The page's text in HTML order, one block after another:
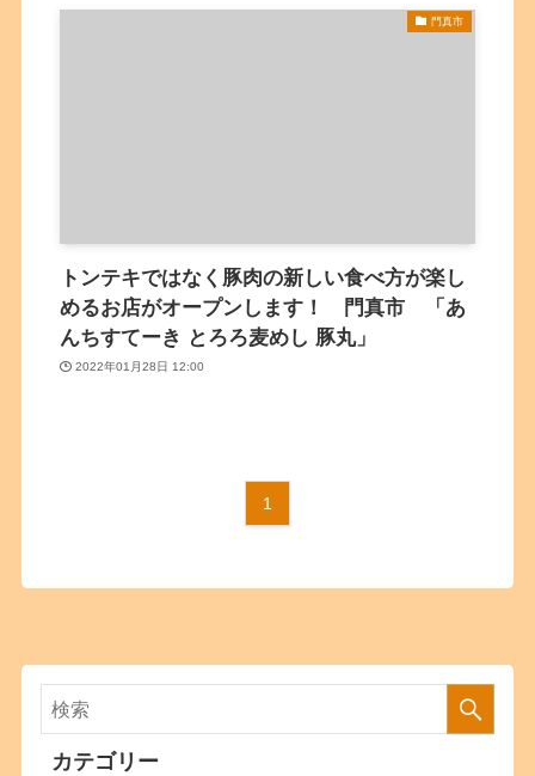
門真市
トンテキではなく豚肉の新しい食べ方が楽し
めるお店がオープンします！ 門真市 「あ
んちすてーき とろろ麦めし 豚丸」
2022年01月28日 12:00
1
カテゴリー